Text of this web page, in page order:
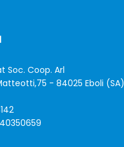
Soc. Coop. Arl
- 84025 Eboli (SA)